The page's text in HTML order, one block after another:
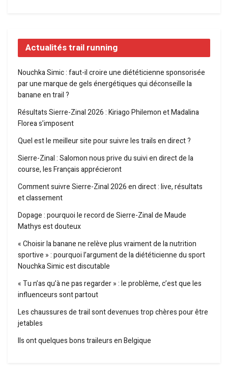
Actualités trail running
Nouchka Simic : faut-il croire une diététicienne sponsorisée
par une marque de gels énergétiques qui déconseille la
banane en trail ?
Résultats Sierre-Zinal 2026 : Kiriago Philemon et Madalina
Florea s’imposent
Quel est le meilleur site pour suivre les trails en direct ?
Sierre-Zinal : Salomon nous prive du suivi en direct de la
course, les Français apprécieront
Comment suivre Sierre-Zinal 2026 en direct : live, résultats
et classement
Dopage : pourquoi le record de Sierre-Zinal de Maude
Mathys est douteux
« Choisir la banane ne relève plus vraiment de la nutrition
sportive » : pourquoi l’argument de la diététicienne du sport
Nouchka Simic est discutable
« Tu n’as qu’à ne pas regarder » : le problème, c’est que les
influenceurs sont partout
Les chaussures de trail sont devenues trop chères pour être
jetables
Ils ont quelques bons traileurs en Belgique